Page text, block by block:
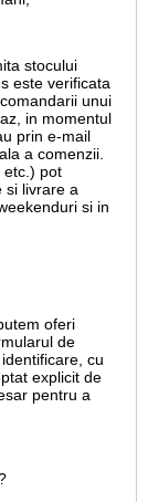
stocului
este verificata
unui
in momentul
prin e-mail
a comenzii.
etc.) pot
si livrare a
si in
oferi
de
cu
explicit de
pentru a